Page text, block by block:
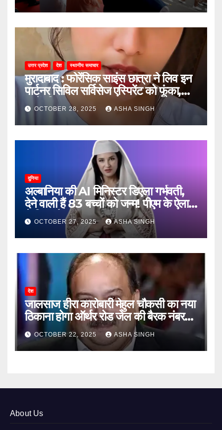
उत्तर प्रदेश देश स्थानीय समाचार
मुरादाबाद : फोरेंसिक साइंस छात्रा ने लिव इन
पार्टनर सिविल सर्विसेज एस्पिरेंट को फूंका,
जानें, फिर क्या हुआ…
OCTOBER 28, 2025 ASHA SINGH
दुनिया
अल्बानिया की AI मिनिस्‍टर डिएला गर्भवती,
देने वाली हैं 83 बच्चों को जन्‍म! पीएम के ऐलान
ने किया हैरान
OCTOBER 27, 2025 ASHA SINGH
देश
जालसाज हीरा कारोबारी मेहुल चौकसी का नया
ठिकाना होगा ऑर्थर रोड जेल की बैरक नंबर
12OCTOBER 22, 2025 ASHA SINGH
About Us